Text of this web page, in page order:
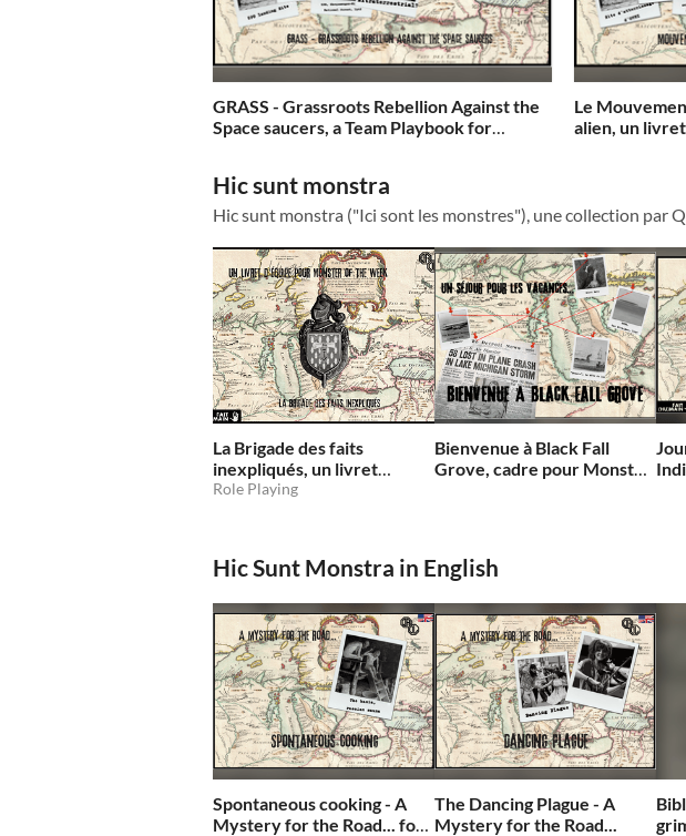
GRASS - Grassroots Rebellion Against the
Space saucers, a Team Playbook for
Le
alien, un
Hic sunt monstra
La Brigade des faits
inexpliqués, un livret
d'équipe pour Monster of
Role Playing
Bienvenue à Black Fall
Grove, cadre pour Monster
Hic Sunt Monstra in English
Spontaneous cooking - A
Mystery for the Road... for
The Dancing Plague - A
Mystery for the Road...